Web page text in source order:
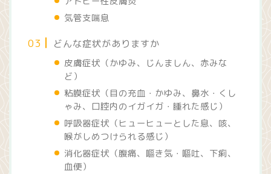
気管支喘息
どんな症状がありますか
皮膚症状（かゆみ、じんましん、赤みな
ど）
粘膜症状（目の充血・かゆみ、鼻水・くし
ゃみ、口腔内のイガイガ・腫れた感じ）
呼吸器症状（ヒューヒューとした息、咳、
喉がしめつけられる感じ）
消化器症状（腹痛、嘔き気・嘔吐、下痢、
血便）